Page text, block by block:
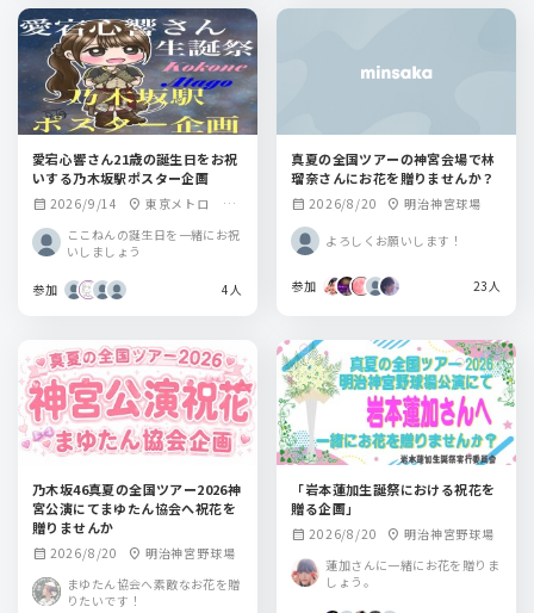
愛宕心響さん21歳の誕生日をお祝
いする乃木坂駅ポスター企画
calendar_month 2026/9/14 location_on 東京メトロ 乃
ここねんの誕生日を一緒にお祝
いしましょう
参加 4人
真夏の全国ツアーの神宮会場で林
瑠奈さんにお花を贈りませんか？
calendar_month 2026/8/20 location_on 明治神宮球場
よろしくお願いします！
参加 23人
乃木坂46真夏の全国ツアー2026神
宮公演にてまゆたん協会へ祝花を
贈りませんか
calendar_month 2026/8/20 location_on 明治神宮野球場
まゆたん協会へ素敵なお花を贈
りたいです！
「岩本蓮加生誕祭における祝花を
贈る企画」
calendar_month 2026/8/20 location_on 明治神宮野球場
蓮加さんに一緒にお花を贈りま
しょう。